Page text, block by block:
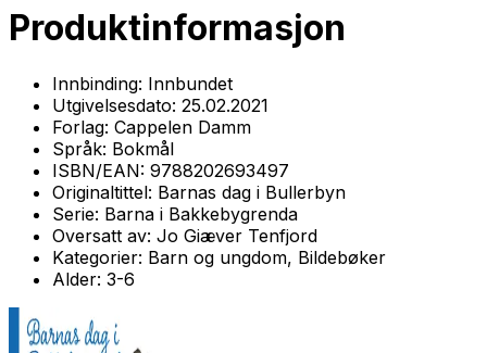
Produktinformasjon
Innbinding: Innbundet
Utgivelsesdato: 25.02.2021
Forlag: Cappelen Damm
Språk: Bokmål
ISBN/EAN: 9788202693497
Originaltittel: Barnas dag i Bullerbyn
Serie: Barna i Bakkebygrenda
Oversatt av: Jo Giæver Tenfjord
Kategorier: Barn og ungdom, Bildebøker
Alder: 3-6